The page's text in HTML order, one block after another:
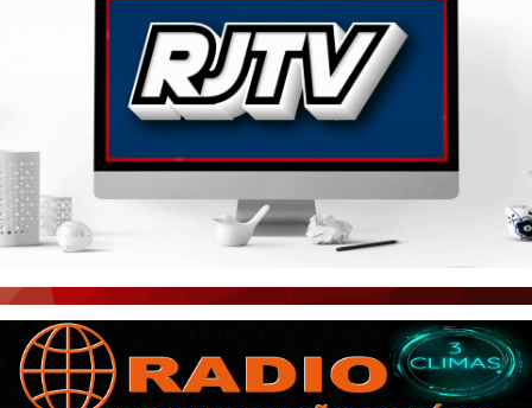
PORTAL CEARÁ
ÚLTIMAS POSTAGENS
BOAS NOTÍCIAS...VIRAM MANCHETE!
CEARÁ BRASIL NOTÍCIAS
CEARÁ BRASIL MUNDO 1